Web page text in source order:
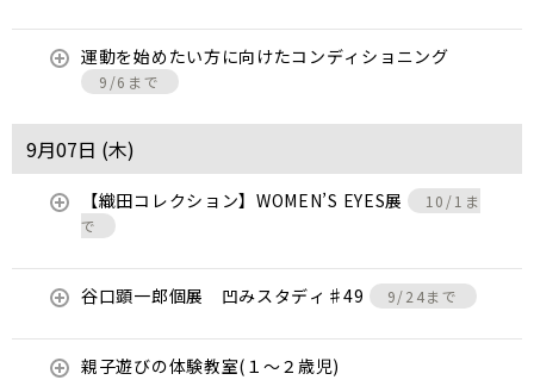
運動を始めたい方に向けたコンディショニング
9/6まで
9月07日 (木)
【織田コレクション】WOMEN’S EYES展
10/1ま
で
谷口顕一郎個展 凹みスタディ♯49 9/24まで
親子遊びの体験教室(１～２歳児)